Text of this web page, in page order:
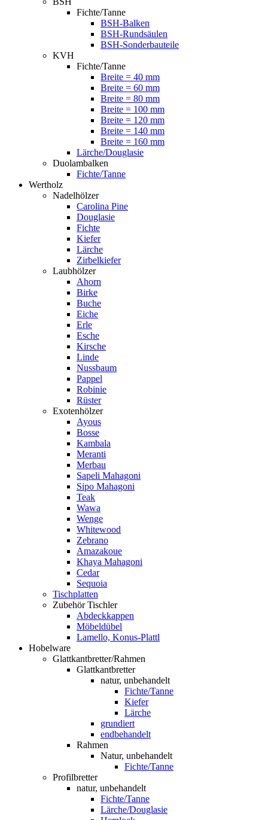
Fichte/Tanne
BSH-Balken
BSH-Rundsäulen
BSH-Sonderbauteile
KVH
Fichte/Tanne
Breite = 40 mm
Breite = 60 mm
Breite = 80 mm
Breite = 100 mm
Breite = 120 mm
Breite = 140 mm
Breite = 160 mm
Lärche/Douglasie
Duolambalken
Fichte/Tanne
Wertholz
Nadelhölzer
Carolina Pine
Douglasie
Fichte
Kiefer
Lärche
Zirbelkiefer
Laubhölzer
Ahorn
Birke
Buche
Eiche
Erle
Esche
Kirsche
Linde
Nussbaum
Pappel
Robinie
Rüster
Exotenhölzer
Ayous
Bosse
Kambala
Meranti
Merbau
Sapeli Mahagoni
Sipo Mahagoni
Teak
Wawa
Wenge
Whitewood
Zebrano
Amazakoue
Khaya Mahagoni
Cedar
Sequoia
Tischplatten
Zubehör Tischler
Abdeckkappen
Möbeldübel
Lamello, Konus-Plattl
Hobelware
Glattkantbretter/Rahmen
Glattkantbretter
natur, unbehandelt
Fichte/Tanne
Kiefer
Lärche
grundiert
endbehandelt
Rahmen
Natur, unbehandelt
Fichte/Tanne
Profilbretter
natur, unbehandelt
Fichte/Tanne
Lärche/Douglasie